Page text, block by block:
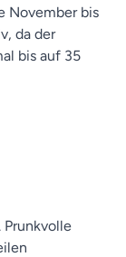
November bis
da der
bis auf 35
Prunkvolle